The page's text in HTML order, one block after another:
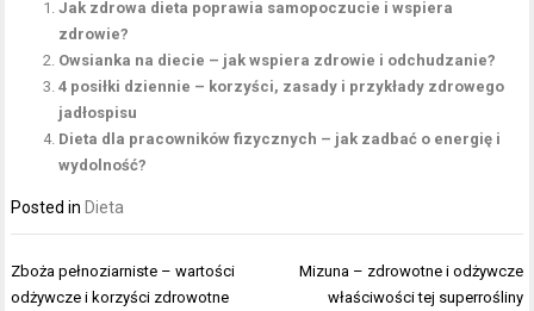
Jak zdrowa dieta poprawia samopoczucie i wspiera
zdrowie?
Owsianka na diecie – jak wspiera zdrowie i odchudzanie?
4 posiłki dziennie – korzyści, zasady i przykłady zdrowego
jadłospisu
Dieta dla pracowników fizycznych – jak zadbać o energię i
wydolność?
Posted in Dieta
Nawigacja
wpisu
Zboża pełnoziarniste – wartości
odżywcze i korzyści zdrowotne
Mizuna – zdrowotne i odżywcze
właściwości tej superrośliny